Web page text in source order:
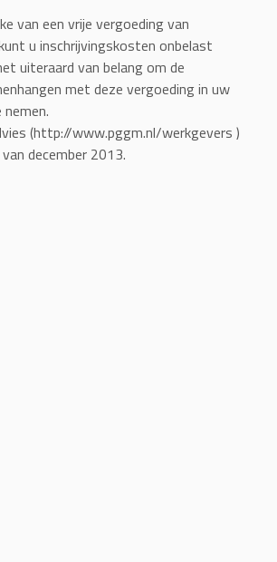
van een vrije vergoeding van
u inschrijvingskosten onbelast
uiteraard van belang om de
met deze vergoeding in uw
(http://www.pggm.nl/werkgevers )
december 2013.